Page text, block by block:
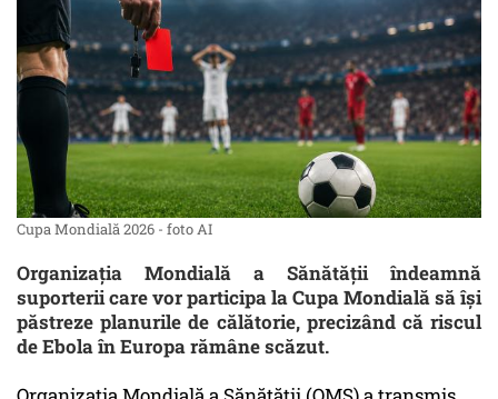
Cupa Mondială 2026 - foto AI
Organizația Mondială a Sănătății îndeamnă
suporterii care vor participa la Cupa Mondială să își
păstreze planurile de călătorie, precizând că riscul
de Ebola în Europa rămâne scăzut.